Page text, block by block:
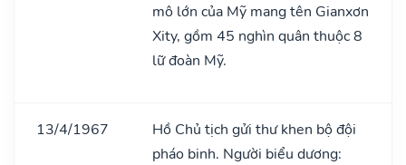
mô lớn của Mỹ mang tên Gianxơn
Xity, gồm 45 nghìn quân thuộc 8
lữ đoàn Mỹ.
13/4/1967
Hồ Chủ tịch gửi thư khen bộ đội
pháo binh. Người biểu dương: